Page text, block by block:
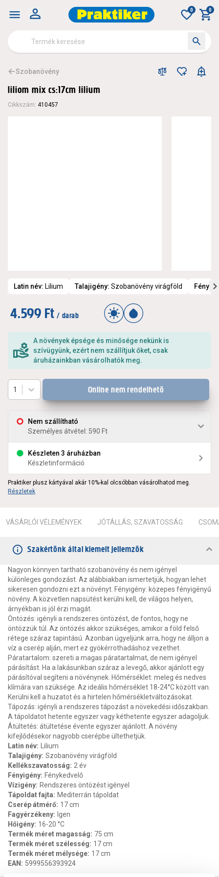
0 0
Szobanövény
liliom mix cs:17cm lilium
Cikkszám: 410457
Latin név: Lilium Talajigény: Szobanövény virágföld
4.599 Ft / darab
A növények épsége és minősége nekünk is
szívügyünk, ezért nem szállítjuk őket, csak
áruházainkban vásárolhatók meg.
Nem szállítható
Személyes átvétel: 590 Ft
Készleten 3 áruházban
Készletinformáció
1 Online nem rendelhető
Praktiker plusz kártyával akár 10%-kal olcsóbban vásárolhatod meg.
Részletek
VÁSÁRLÓI VÉLEMÉNYEK JÓTÁLLÁS, SZAVATOSSÁG
Szakértőnk által kiemelt jellemzők
Nagyon könnyen tartható szobanövény és nem igényel
különleges gondozást. Az alábbiakban ismertetjük, hogyan lehet
sikeresen gondozni ezt a növényt. Fényigény: közepes fényigényű
növény. A közvetlen napsütést kerülni kell, de világos helyen,
árnyékban is jól érzi magát.
Öntözés: igényli a rendszeres öntözést, de fontos, hogy ne
öntözzük túl. Az öntözés akkor szükséges, amikor a föld felső
rétege száraz tapintású. Azonban ügyeljünk arra, hogy ne álljon a
víz a cserép alján, mert ez gyökérrothadáshoz vezethet.
Páratartalom: szereti a magas páratartalmat, de nem igényel
párásítást. Ha a lakásunkban száraz a levegő, akkor ajánlott egy
párásítóval segíteni a növénynek. Hőmérséklet: meleg és nedves
klímára van szüksége. Az ideális hőmérséklet 18-24°C között van.
Kerülni kell a huzatot és a hirtelen hőmérsékletváltozásokat.
Tápozás: igényli a rendszeres tápozást a növekedési időszakban.
A tápoldatot hetente egyszer vagy kéthetente egyszer adagoljuk.
Átültetés: átültetése évente egyszer ajánlott. A növény
kifejlődésekor nagyobb cserépbe ültethetjük.
Latin név: Lilium
Talajigény: Szobanövény virágföld
Kellékszavatosság: 2 év
Fényigény: Fénykedvelő
Vízigény: Rendszeres öntözést igényel
Tápoldat fajta: Mediterrán tápoldat
Cserép átmérő: 17 cm
Fagyérzékeny: Igen
Hőigény: 16-20 °C
Termék méret magasság: 75 cm
Termék méret szélesség: 17 cm
Termék méret mélysége: 17 cm
EAN : 5999556393924